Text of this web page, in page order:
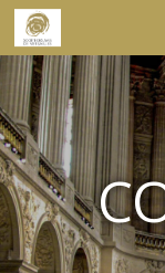
Skip to content